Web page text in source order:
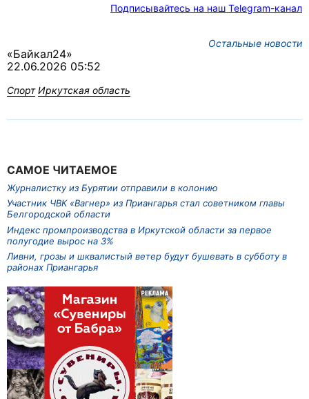
Подписывайтесь на наш Telegram-канал
Остальные новости
«Байкал24»
22.06.2026 05:52
Спорт Иркутская область
САМОЕ ЧИТАЕМОЕ
Журналистку из Бурятии отправили в колонию
Участник ЧВК «Вагнер» из Приангарья стал советником главы
Белгородской области
Индекс промпроизводства в Иркутской области за первое
полугодие вырос на 3%
Ливни, грозы и шквалистый ветер будут бушевать в субботу в
районах Приангарья